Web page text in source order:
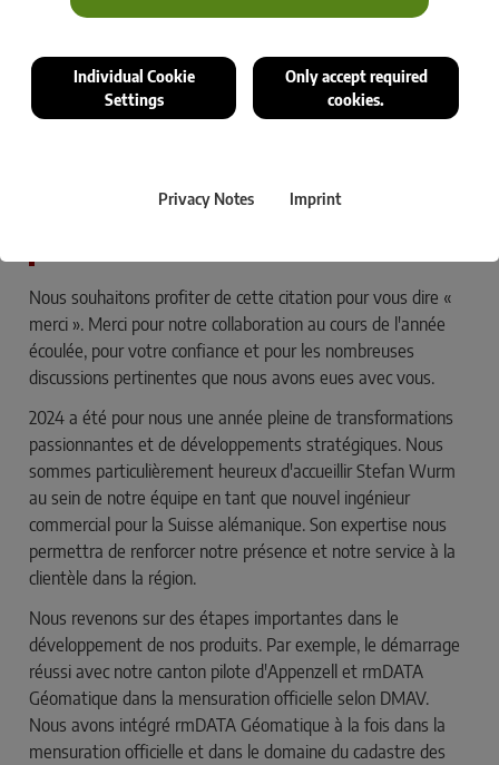
Individual Cookie
Settings
Only accept required
cookies.
Privacy Notes Imprint
remercier pour votre confiance et votre bonne
collaboration.
joie, et changer les opportunités ordinaires en
Nous souhaitons profiter de cette citation pour vous dire «
merci ». Merci pour notre collaboration au cours de l'année
écoulée, pour votre confiance et pour les nombreuses
discussions pertinentes que nous avons eues avec vous.
2024 a été pour nous une année pleine de transformations
passionnantes et de développements stratégiques. Nous
sommes particulièrement heureux d'accueillir Stefan Wurm
au sein de notre équipe en tant que nouvel ingénieur
commercial pour la Suisse alémanique. Son expertise nous
permettra de renforcer notre présence et notre service à la
clientèle dans la région.
Nous revenons sur des étapes importantes dans le
développement de nos produits. Par exemple, le démarrage
réussi avec notre canton pilote d'Appenzell et rmDATA
Géomatique dans la mensuration officielle selon DMAV.
Nous avons intégré rmDATA Géomatique à la fois dans la
mensuration officielle et dans le domaine du cadastre des